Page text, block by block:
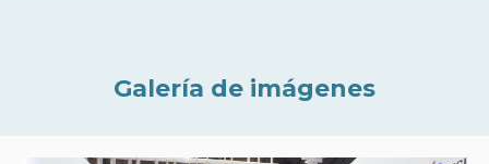
Galería de imágenes